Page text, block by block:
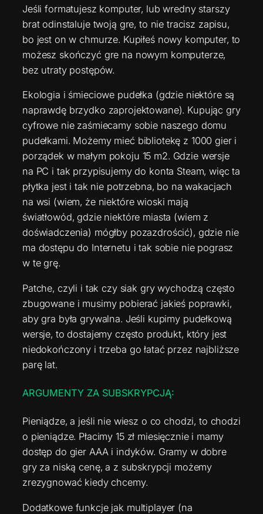
Jeśli formatujesz komputer, lub wredny starszy
brat odinstaluje twoją gre, to nie tracisz zapisu,
bo jest on w chmurze. Kupiłeś nowy komputer, to
możesz skończyć gre na nowym komputerze,
bez utraty postępów.
Ekologia i śmieciowe pudełka (gdzie niektóre są
naprawdę brzydko zaprojektowane). Kupując gry
cyfrowe nie zaśmiecamy sobie naszego domu
pudełkami. Możemy mieć bibliotekę z 1000 gier i
porządek w małym pokoju 15 m2. Gdzie wersje
na PC i tak przypisujemy do konta Steam, więc ta
płytka jest i tak nie potrzebna, bo na wakacjach
na wsi (wiem, że niektóre wioski mają
światłowód, gdzie niektóre miasta (wiem z
doświadczenia) mógłby pozazdrościć), gdzie nie
ma dostępu do Internetu i tak sobie nie pograsz
w te grę.
Patche, czyli i tak czy siak gry wychodzą często
zbugowane i musimy pobierać jakieś poprawki,
aby gra była grywalna. Jeśli kupimy pudełkową
wersje, to dostajemy często produkt, który jest
niedokończony i trzeba go łatać przez najbliższe
parę lat.
ARGUMENTY ZA SUBSKRYPCJĄ:
Pieniądze, a jeśli nie wiesz o co chodzi, to chodzi
o pieniądze. Płacimy 15 zł miesięcznie i mamy
dostęp do gier AAA i indyków. Gramy w dobre
gry za niską cenę, a z subskrypcji możemy
zrezygnować kiedy chcemy.
Dodatkowe funkcje jak multiplayer (na